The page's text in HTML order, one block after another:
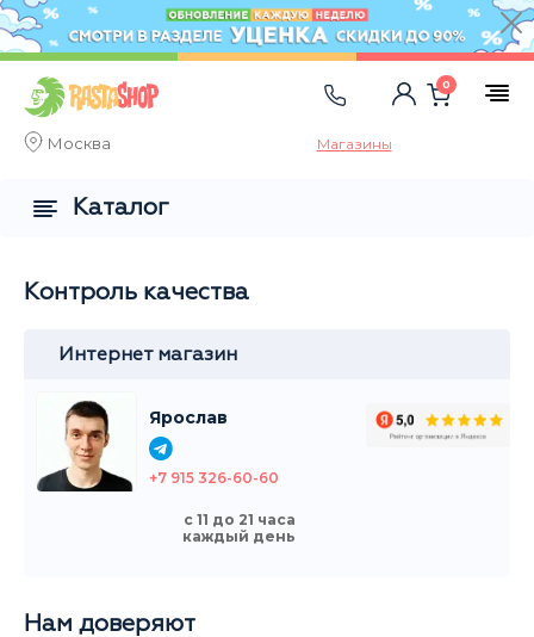
Москва Магазины
0
Контроль качества
Интернет магазин
Ярослав
+7 915 326-60-60
с 11 до 21 часа
каждый день
Нам доверяют
Каталог